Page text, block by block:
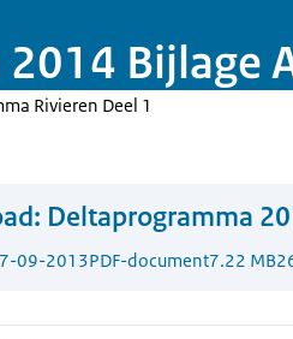
Bijlage
Rivieren Deel 1
Deltaprogramma
09-2013PDF-document7.22 MB